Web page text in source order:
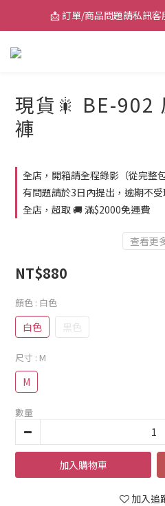
📩 訂單/商品問題請私訊
📩 訂單/商品問題請私訊
🚚 全館滿$2000超取
現貨🎇 BE-902
褲
全店，開箱請全程錄影（從完整
有問題請於3日內提出，逾期不
全店，超取 🚚 滿$2000免運費
查看更
NT$880
顏色 : 白色
白色 黑色
尺寸 : M
M
數量
加入購物車
加入追